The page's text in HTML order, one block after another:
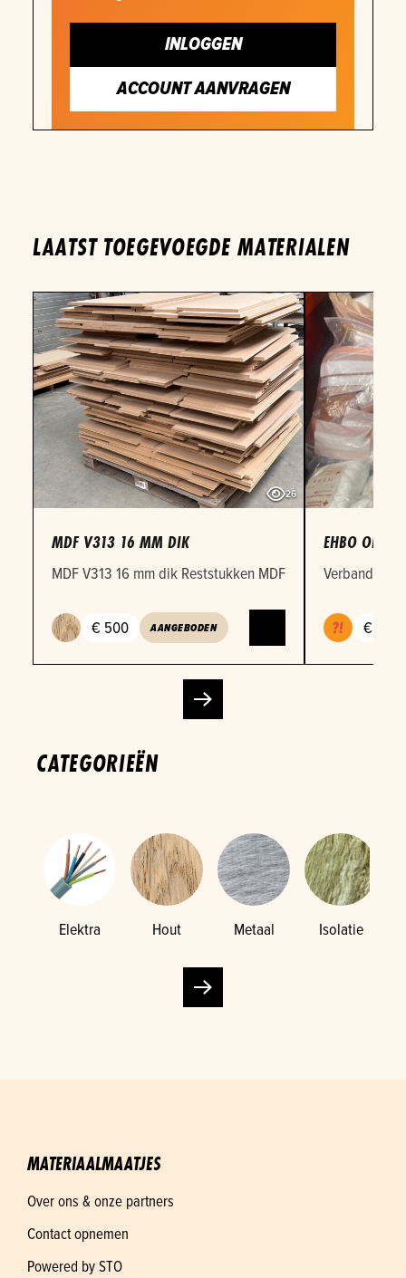
INLOGGEN
ACCOUNT AANVRAGEN
LAATST TOEGEVOEGDE MATERIALEN
26
MDF V313 16 MM DIK
MDF V313 16 mm dik Reststukken MDF 16mm in
€ 500 AANGEBODEN
EHBO
€ 1
CATEGORIEËN
Elektra Hout Metaal Isolatie
MATERIAALMAATJES
Over ons & onze partners
Contact opnemen
Powered by STO